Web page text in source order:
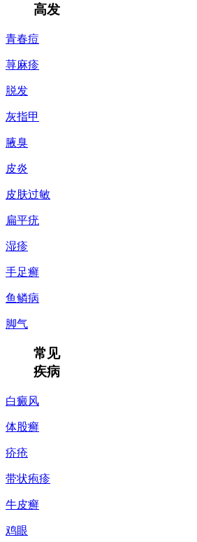
高发
青春痘
荨麻疹
脱发
灰指甲
腋臭
皮炎
皮肤过敏
扁平疣
湿疹
手足癣
鱼鳞病
脚气
常见
疾病
白癜风
体股癣
疥疮
带状疱疹
牛皮癣
鸡眼